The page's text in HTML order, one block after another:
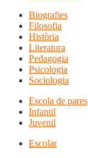
Biografies
Filosofia
Història
Literatura
Pedagogia
Psicologia
Sociologia
Escola de pares
Infantil
Juvenil
Escolar